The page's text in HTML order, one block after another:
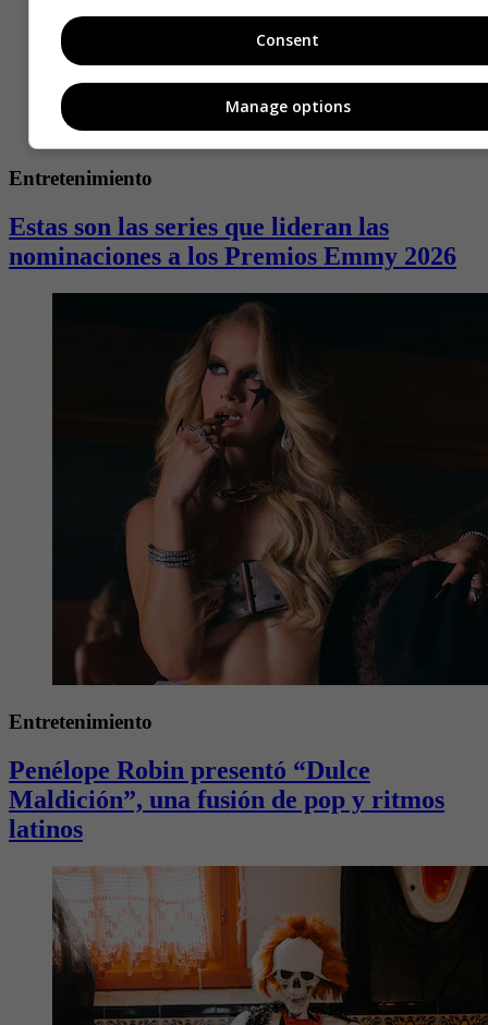
Entretenimiento
Estas son las series que lideran las
nominaciones a los Premios Emmy 2026
Entretenimiento
Penélope Robin presentó “Dulce
Maldición”, una fusión de pop y ritmos
latinos
Consent
Manage options